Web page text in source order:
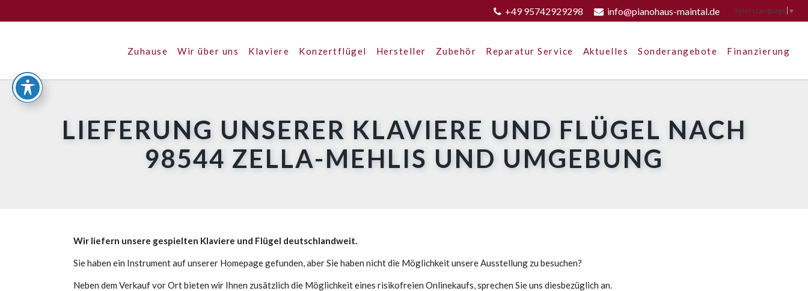
+49 95742929298 info@pianohaus-maintal.de Select Language ▼
Zuhause Wir über uns Klaviere Konzertflügel Hersteller Zubehör Reparatur Service Aktuelles Sonderangebote Finanzierung
LIEFERUNG UNSERER KLAVIERE UND FLÜGEL NACH
98544 ZELLA-MEHLIS UND UMGEBUNG
Wir liefern unsere gespielten Klaviere und Flügel deutschlandweit.
Sie haben ein Instrument auf unserer Homepage gefunden, aber Sie haben nicht die Möglichkeit unsere Ausstellung zu besuchen?
Neben dem Verkauf vor Ort bieten wir Ihnen zusätzlich die Möglichkeit eines risikofreien Onlinekaufs, sprechen Sie uns diesbezüglich an.